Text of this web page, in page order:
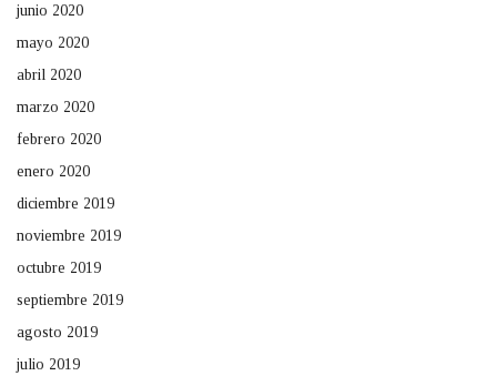
junio 2020
mayo 2020
abril 2020
marzo 2020
febrero 2020
enero 2020
diciembre 2019
noviembre 2019
octubre 2019
septiembre 2019
agosto 2019
julio 2019